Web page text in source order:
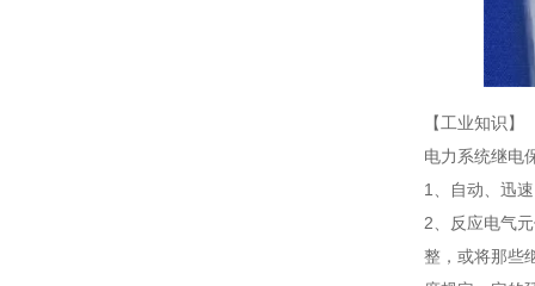
【工业知识】
电力系统继电
1、自动、迅
2、反应电气
整，或将那些